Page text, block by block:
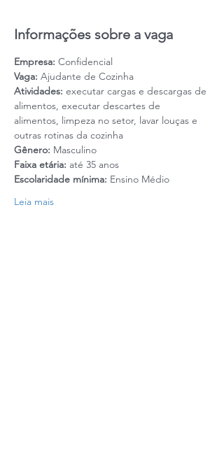
Informações sobre a vaga
Empresa: Confidencial
Vaga: Ajudante de Cozinha
Atividades: executar cargas e descargas de
alimentos, executar descartes de
alimentos, limpeza no setor, lavar louças e
outras rotinas da cozinha
Gênero: Masculino
Faixa etária: até 35 anos
Escolaridade mínima: Ensino Médio
Leia mais